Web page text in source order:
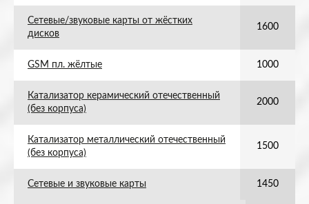
Сетевые/звуковые карты от жёстких
дисков
1600
GSM пл. жёлтые 1000
Катализатор керамический отечественный
(без корпуса)
2000
Катализатор металлический отечественный
(без корпуса)
1500
Сетевые и звуковые карты 1450